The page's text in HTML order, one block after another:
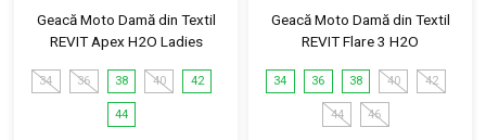
Geacă Moto Damă din Textil
REVIT Apex H2O Ladies
34 36 38 40 42
44
Geacă Moto Damă din Textil
REVIT Flare 3 H2O
34 36 38 40 42
44 46